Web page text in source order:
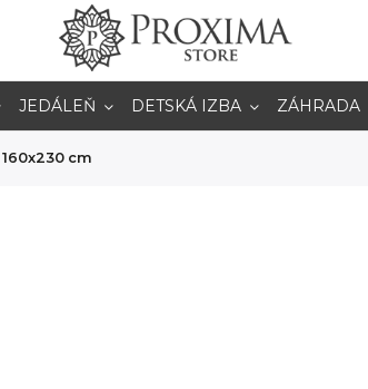
JEDÁLEŇ DETSKÁ IZBA ZÁHRADA
160x230 cm